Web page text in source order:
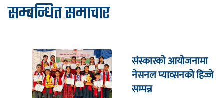
सम्बन्धित समाचार
संस्कारको आयोजनामा
नेसनल प्याव्सनको हिज्जे
सम्पन्न